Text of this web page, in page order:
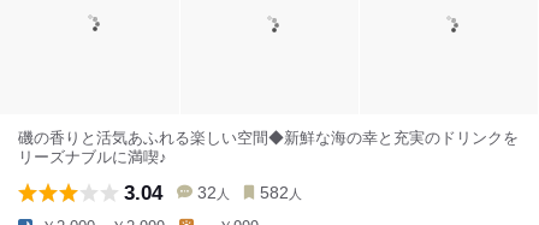
磯の香りと活気あふれる楽しい空間◆新鮮な海の幸と充実のドリンクを
リーズナブルに満喫♪
3.04 32 人 582 人